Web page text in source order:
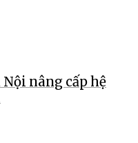
nâng cấp hệ